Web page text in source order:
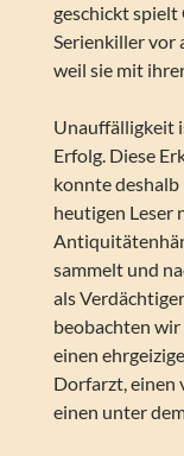
geschickt spielt
Serienkiller vor
weil sie mit
Unauffälligkeit
Erfolg. Diese
konnte deshalb
heutigen Leser
sammelt und
als
beobachten
einen
Dorfarzt, einen
einen unter